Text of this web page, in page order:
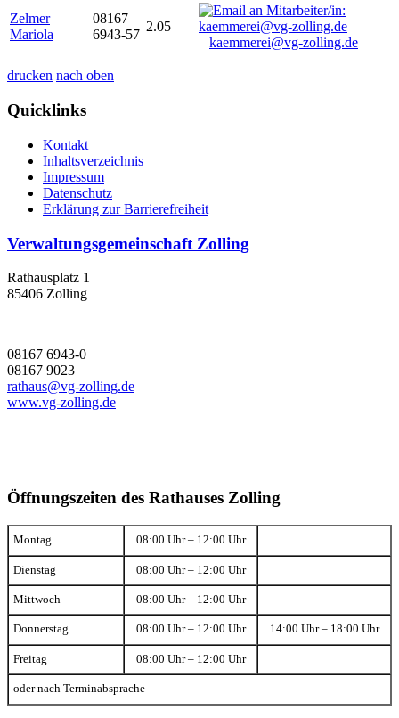
Zelmer
Mariola
08167
6943-57
2.05
kaemmerei@vg-zolling.de
drucken nach oben
Quicklinks
Kontakt
Inhaltsverzeichnis
Impressum
Datenschutz
Erklärung zur Barrierefreiheit
Verwaltungsgemeinschaft Zolling
Rathausplatz 1
85406 Zolling
08167 6943-0
08167 9023
rathaus@vg-zolling.de
www.vg-zolling.de
Öffnungszeiten des Rathauses Zolling
Montag 08:00 Uhr – 12:00 Uhr
Dienstag 08:00 Uhr – 12:00 Uhr
Mittwoch 08:00 Uhr – 12:00 Uhr
Donnerstag 08:00 Uhr – 12:00 Uhr 14:00 Uhr – 18:00 Uhr
Freitag 08:00 Uhr – 12:00 Uhr
oder nach Terminabsprache